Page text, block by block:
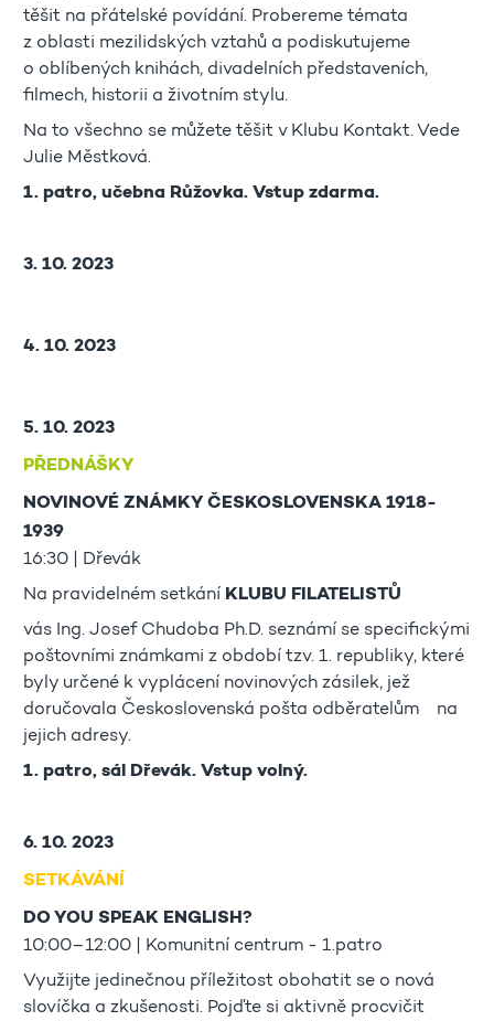
těšit na přátelské povídání. Probereme témata
z oblasti mezilidských vztahů a podiskutujeme
o oblíbených knihách, divadelních představeních,
filmech, historii a životním stylu.
Na to všechno se můžete těšit v Klubu Kontakt. Vede
Julie Městková.
1. patro, učebna Růžovka. Vstup zdarma.
3. 10. 2023
4. 10. 2023
5. 10. 2023
PŘEDNÁŠKY
NOVINOVÉ ZNÁMKY ČESKOSLOVENSKA 1918-
1939
16:30 | Dřevák
Na pravidelném setkání KLUBU FILATELISTŮ
vás Ing. Josef Chudoba Ph.D. seznámí se specifickými
poštovními známkami z období tzv. 1. republiky, které
byly určené k vyplácení novinových zásilek, jež
doručovala Československá pošta odběratelům na
jejich adresy.
1. patro, sál Dřevák. Vstup volný.
6. 10. 2023
SETKÁVÁNÍ
DO YOU SPEAK ENGLISH?
10:00–12:00 | Komunitní centrum - 1.patro
Využijte jedinečnou příležitost obohatit se o nová
slovíčka a zkušenosti. Pojďte si aktivně procvičit